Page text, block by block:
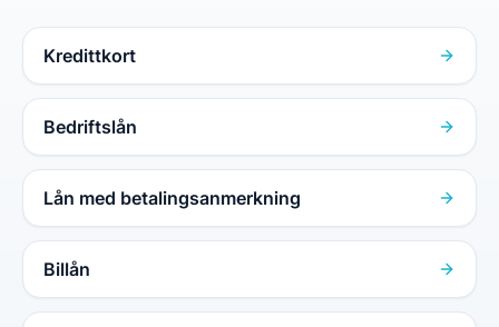
Kredittkort
Bedriftslån
Lån med betalingsanmerkning
Billån